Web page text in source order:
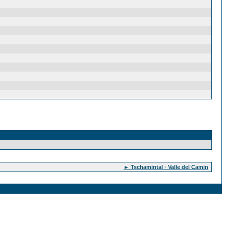
► Tschamintal · Valle del Camin